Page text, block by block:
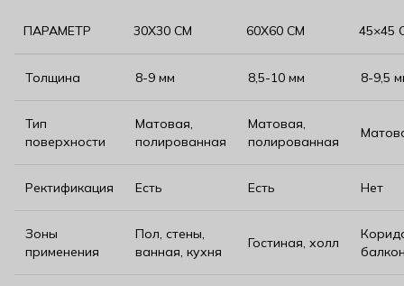
ПАРАМЕТР 30Х30 СМ 60Х60 СМ 45×45
Толщина 8-9 мм 8,5-10 мм 8-9,5
Тип
поверхности
Матовая,
полированная
Матовая,
полированная
Ректификация Есть Есть Нет
Зоны
применения
Пол, стены,
ванная, кухня
Гостиная, холл